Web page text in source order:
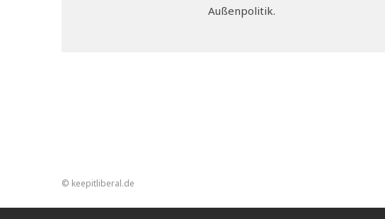
Außenpolitik.
© keepitliberal.de